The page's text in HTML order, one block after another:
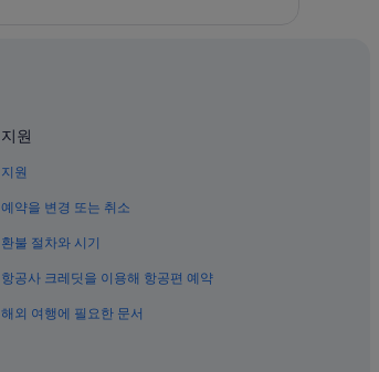
지원
지원
예약을 변경 또는 취소
환불 절차와 시기
항공사 크레딧을 이용해 항공편 예약
해외 여행에 필요한 문서